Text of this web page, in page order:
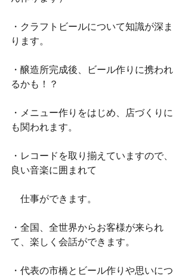
・クラフトビールについて知識が深ま
ります。
・醸造所完成後、ビール作りに携われ
るかも！？
・メニュー作りをはじめ、店づくりに
も関われます。
・レコードを取り揃えていますので、
良い音楽に囲まれて
仕事ができます。
・全国、全世界からお客様が来られ
て、楽しく会話ができます。
・代表の市橋とビール作りや思いにつ